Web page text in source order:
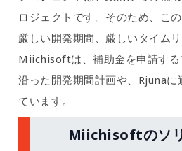
ロジェクトです。そのため、こ
厳しい開発期間、厳しいタイム
Miichisoftは、補助金を申請する
沿った開発期間計画や、Rjunaに
ています。
Miichisoftのソ